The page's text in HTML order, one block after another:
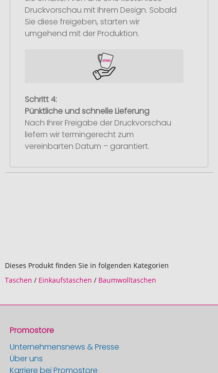
Druckvorschau mit Ihrem Design. Sobald
Sie diese freigeben, starten wir
umgehend mit der Produktion.
Schritt 4:
Pünktliche und schnelle Lieferung
Nach Ihrer Freigabe der Druckvorschau
liefern wir termingerecht zum
vereinbarten Datum – garantiert.
Dieses Produkt finden Sie in folgenden Kategorien
Taschen / Einkaufstaschen / Baumwolltaschen
Promostore
Unternehmensnews & Presse
Über uns
Karriere bei Promostore